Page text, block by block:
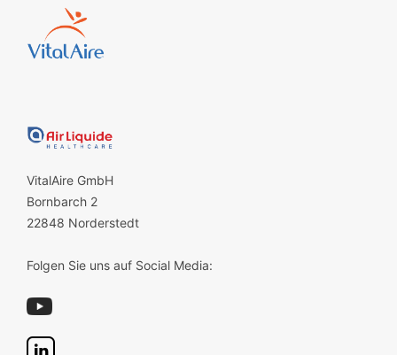
VitalAire GmbH
Bornbarch 2
22848 Norderstedt
Folgen Sie uns auf Social Media: